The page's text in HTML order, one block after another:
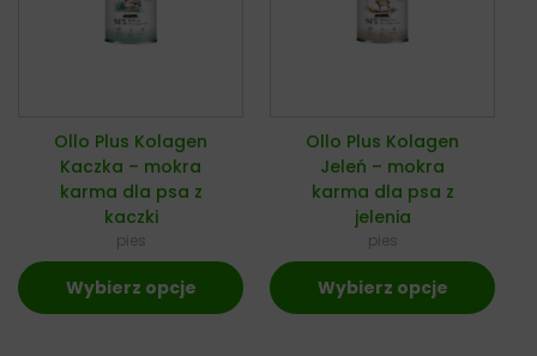
Ollo Plus Kolagen
Kaczka – mokra
karma dla psa z
kaczki
pies
Wybierz opcje
Ollo Plus Kolagen
Jeleń – mokra
karma dla psa z
jelenia
pies
Wybierz opcje